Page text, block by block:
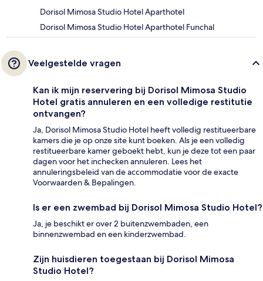
Dorisol Mimosa Studio Hotel Aparthotel
Dorisol Mimosa Studio Hotel Aparthotel Funchal
Veelgestelde vragen
Kan ik mijn reservering bij Dorisol Mimosa Studio
Hotel gratis annuleren en een volledige restitutie
ontvangen?
Ja, Dorisol Mimosa Studio Hotel heeft volledig restitueerbare
kamers die je op onze site kunt boeken. Als je een volledig
restitueerbare kamer geboekt hebt, kun je deze tot een paar
dagen voor het inchecken annuleren. Lees het
annuleringsbeleid van de accommodatie voor de exacte
Voorwaarden & Bepalingen.
Is er een zwembad bij Dorisol Mimosa Studio Hotel?
Ja, je beschikt er over 2 buitenzwembaden, een
binnenzwembad en een kinderzwembad.
Zijn huisdieren toegestaan bij Dorisol Mimosa
Studio Hotel?